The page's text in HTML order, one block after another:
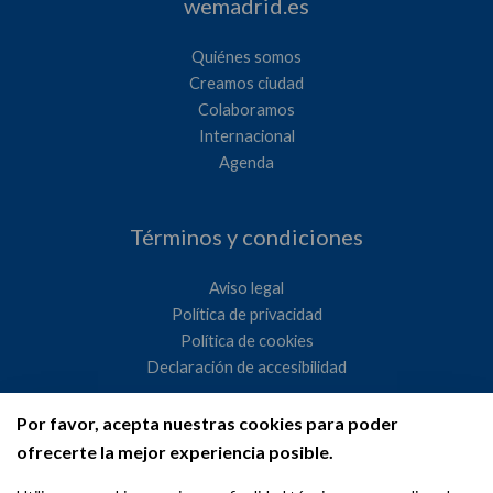
Por favor, acepta nuestras cookies para poder
ofrecerte la mejor experiencia posible.
wemadrid.es
Quiénes somos
Creamos ciudad
Colaboramos
Internacional
Agenda
Términos y condiciones
Aviso legal
Política de privacidad
Política de cookies
Declaración de accesibilidad
Ayuntamiento de Madrid